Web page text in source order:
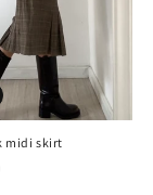
midi skirt